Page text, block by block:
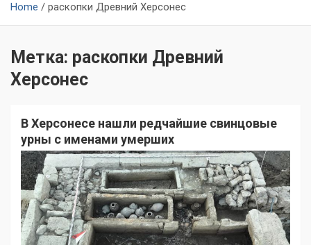
Home раскопки Древний Херсонес
Метка: раскопки Древний
Херсонес
В Херсонесе нашли редчайшие свинцовые
урны с именами умерших